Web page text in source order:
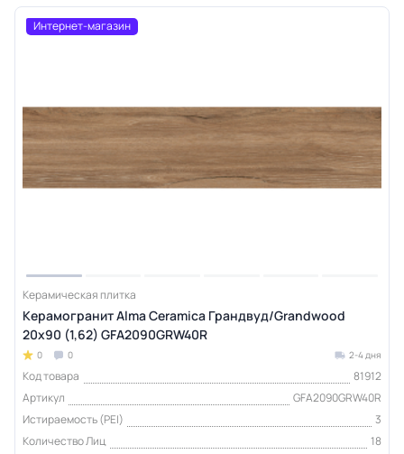
Интернет-магазин
Керамическая плитка
Керамогранит Alma Ceramica Грандвуд/Grandwood
20х90 (1,62) GFA2090GRW40R
0 0 2-4 дня
Код товара
81912
Артикул
GFA2090GRW40R
Истираемость (PEI)
3
Количество Лиц
18